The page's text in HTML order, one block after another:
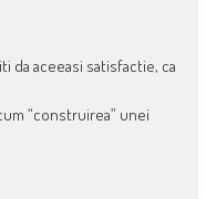
da aceeasi satisfactie, ca
“construirea” unei